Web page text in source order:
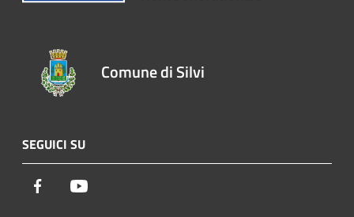
Comune di Silvi
SEGUICI SU
Facebook